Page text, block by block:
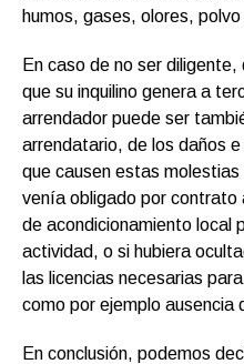
humos, gases, olores,
En caso de no ser
que su inquilino genera a
arrendador puede ser
arrendatario, de los daños
que causen estas
venía obligado por contrato
de acondicionamiento local
actividad, o si hubiera
las licencias necesarias
como por ejemplo ausencia
En conclusión, podemos